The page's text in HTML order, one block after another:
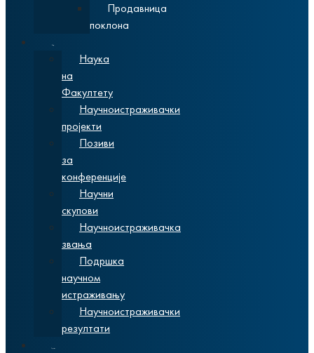
Продавница
поклона
Наука
на
Факултету
Научноистраживачки
пројекти
Позиви
за
конференције
Научни
скупови
Научноистраживачка
звања
Подршка
научном
истраживању
Научноистраживачки
резултати